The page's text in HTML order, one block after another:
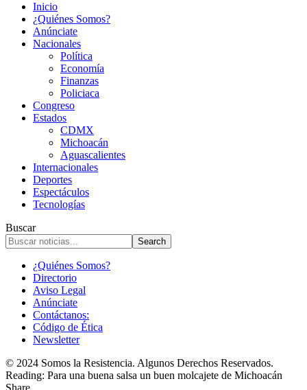
Inicio
¿Quiénes Somos?
Anúnciate
Nacionales
Política
Economía
Finanzas
Policiaca
Congreso
Estados
CDMX
Michoacán
Aguascalientes
Internacionales
Deportes
Espectáculos
Tecnologías
Buscar
¿Quiénes Somos?
Directorio
Aviso Legal
Anúnciate
Contáctanos:
Código de Ética
Newsletter
© 2024 Somos la Resistencia. Algunos Derechos Reservados.
Reading: Para una buena salsa un buen molcajete de Michoacán
Share